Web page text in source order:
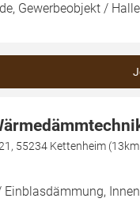
Gewerbeobjekt /
55234 Kettenheim
Einblasdämmung,